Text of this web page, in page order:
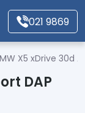
021 9869
X5 xDrive 30d
DAP